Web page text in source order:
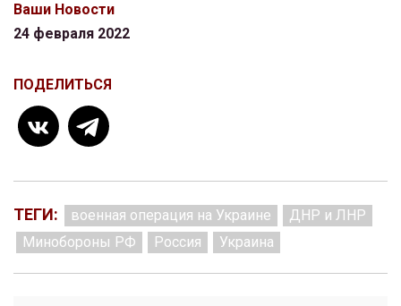
Ваши Новости
24 февраля 2022
ПОДЕЛИТЬСЯ
ТЕГИ: военная операция на Украине
ДНР и ЛНР
Минобороны РФ
Россия Украина